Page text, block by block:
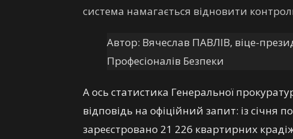
система намагається відновити
Автор: Вячеслав ПАВЛІВ, віце-
Професіоналів Безпеки
А ось статистика Генеральної
відповідь на офіційний запит: із січня
зареєстровано 21 226 квартирних